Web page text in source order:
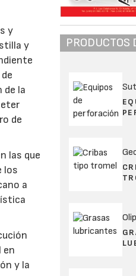
y
y
de la
de
las que
los
a
en
y la
PRODUCTOS